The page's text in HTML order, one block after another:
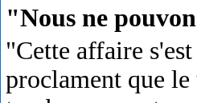
"Nous ne
"Cette affaire
proclament que